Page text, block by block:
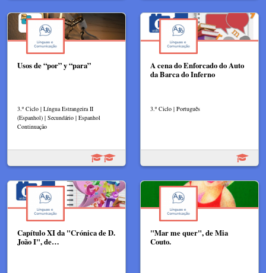
Usos de “por” y “para”
3.º Ciclo | Língua Estrangeira II
(Espanhol) | Secundário | Espanhol
Continuação
A cena do Enforcado do Auto
da Barca do Inferno
3.º Ciclo | Português
Capítulo XI da "Crónica de D.
João I", de…
"Mar me quer", de Mia
Couto.